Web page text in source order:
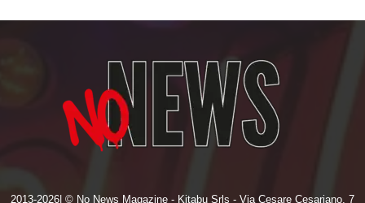
2013-2026| © No News Magazine - Kitabu Srls - Via Cesare Cesariano, 7